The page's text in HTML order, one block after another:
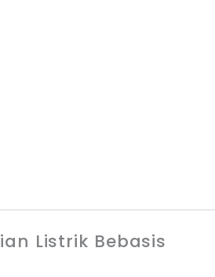
Listrik Bebasis